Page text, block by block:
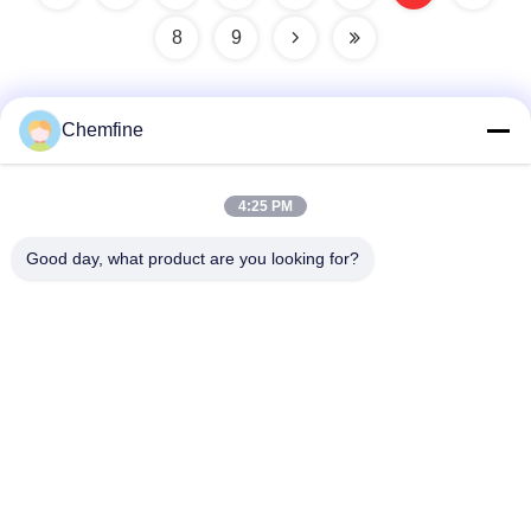
8 9
Zaal 924, Road van No.813 Yinxiu, Wuxi-Stad, Jiangsu,
Chemfine
4:25 PM
Good day, what product are you looking for?